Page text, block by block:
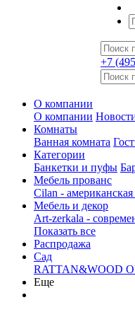
+7
О компании
О компании
Комнаты
Ванная комната
Категории
Банкетки и пуфы
Мебель прованс
Cilan -
Мебель и декор
Art-zerkala -
Показать все
Распродажа
Сад
RATTAN&WOOD
Еще